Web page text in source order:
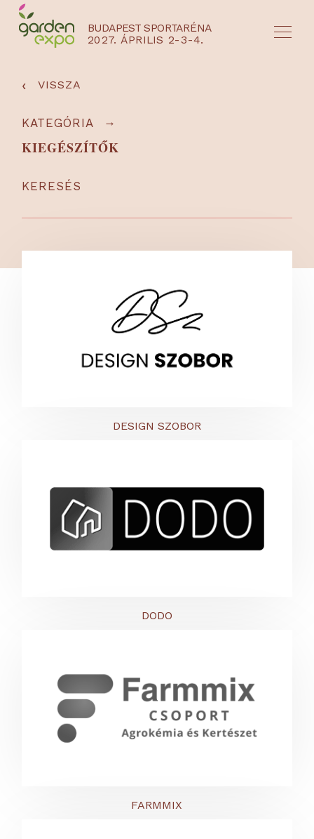
BUDAPEST SPORTARÉNA
2027. ÁPRILIS 2-3-4.
NYEREMÉNYJÁTÉK / REGISZTRÁCIÓ
‹ VISSZA
KERESÉS
KATEGÓRIA →
KIEGÉSZÍTŐK
DESIGN SZOBOR
DODO
FARMMIX